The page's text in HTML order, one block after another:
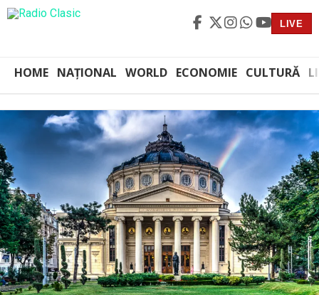
LIVE
HOME NAȚIONAL WORLD ECONOMIE CULTURĂ